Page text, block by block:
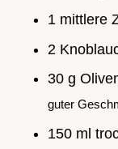
1 mittlere
2
30 g
guter
150 ml